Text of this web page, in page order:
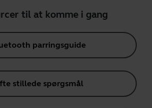
til at komme i gang
parringsguide
stillede spørgsmål